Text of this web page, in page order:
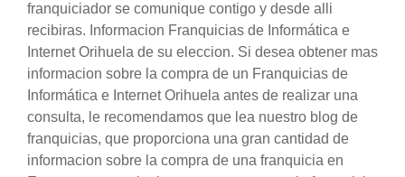
franquiciador se comunique contigo y desde alli
recibiras. Informacion Franquicias de Informática e
Internet Orihuela de su eleccion. Si desea obtener mas
informacion sobre la compra de un Franquicias de
Informática e Internet Orihuela antes de realizar una
consulta, le recomendamos que lea nuestro blog de
franquicias, que proporciona una gran cantidad de
informacion sobre la compra de una franquicia en